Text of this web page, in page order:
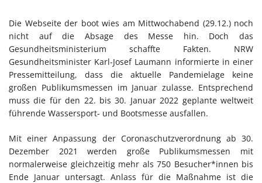
Die Webseite der boot wies am Mittwochabend (29.12.) noch
nicht auf die Absage des Messe hin. Doch das
Gesundheitsministerium schaffte Fakten. NRW
Gesundheitsminister Karl-Josef Laumann informierte in einer
Pressemitteilung, dass die aktuelle Pandemielage keine
großen Publikumsmessen im Januar zulasse. Entsprechend
muss die für den 22. bis 30. Januar 2022 geplante weltweit
führende Wassersport- und Bootsmesse ausfallen.
Mit einer Anpassung der Coronaschutzverordnung ab 30.
Dezember 2021 werden große Publikumsmessen mit
normalerweise gleichzeitig mehr als 750 Besucher*innen bis
Ende Januar untersagt. Anlass für die Maßnahme ist die